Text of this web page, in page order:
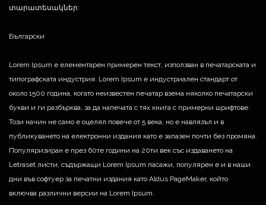
տարատեսակներ:
Български
Lorem Ipsum е елементарен примерен текст, използван в печатарската и
типографската индустрия. Lorem Ipsum е индустриален стандарт от
около 1500 година, когато неизвестен печатар взема няколко печатарски
букви и ги разбърква, за да напечата с тях книга с примерни шрифтове.
Този начин не само е оцелял повече от 5 века, но е навлязъл и в
публикуването на електронни издания като е запазен почти без промяна.
Популяризиран е през 60те години на 20ти век със издаването на
Letraset листи, съдържащи Lorem Ipsum пасажи, популярен е и в наши
дни във софтуер за печатни издания като Aldus PageMaker, който
включва различни версии на Lorem Ipsum.